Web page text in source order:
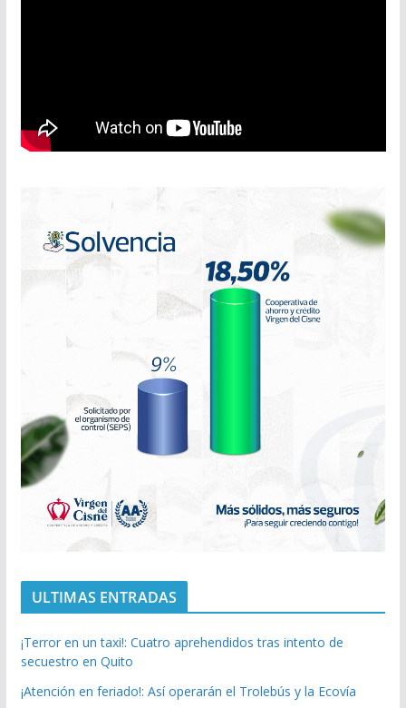
ULTIMAS ENTRADAS
¡Terror en un taxi!: Cuatro aprehendidos tras intento de
secuestro en Quito
¡Atención en feriado!: Así operarán el Trolebús y la Ecovía